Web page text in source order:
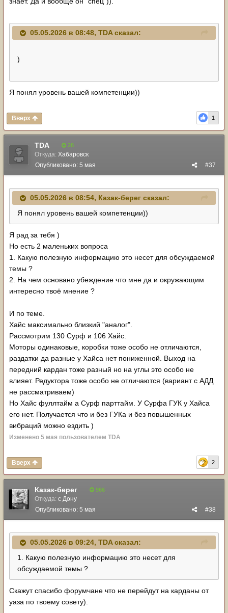
05.05.2026 в 08:48, TDAсказал:
)
Я понял уровень вашей компетенции))
1
Вверх
TDA 28
Откуда: Хабаровск
#37
Опубликовано: 5 мая
05.05.2026 в 08:54, Казак-берег сказал:
Я понял уровень вашей компетенции))
Я рад за тебя )
Но есть 2 маленьких вопроса
1. Какую полезную информацию это несет для обсуждаемой
темы ?
2. На чем основано убеждение что мне да и окружающим
интересно твоё мнение ?
И по теме.
Хайс максимально близкий "аналог".
Рассмотрим 130 Сурф и 106 Хайс.
Моторы одинаковые, коробки тоже особо не отличаются,
раздатки да разные у Хайса нет пониженной. Выход на
передний кардан тоже разный но на углы это особо не
влияет. Редуктора тоже особо не отличаются (вариант с АДД
не рассматриваем)
Но Хайс фуллтайм а Сурф парттайм. У Сурфа ГУК у Хайса
его нет. Получается что и без ГУКа и без повышенных
вибраций можно ездить )
Изменено 5 мая пользователем TDA
2
Вверх
Казак-берег 966
Откуда: с Дону
#38
Опубликовано: 5 мая
05.05.2026 в 09:24, TDAсказал:
1. Какую полезную информацию это несет для
обсуждаемой темы ?
Скажут спасибо форумчане что не перейдут на карданы от
уаза по твоему совету).